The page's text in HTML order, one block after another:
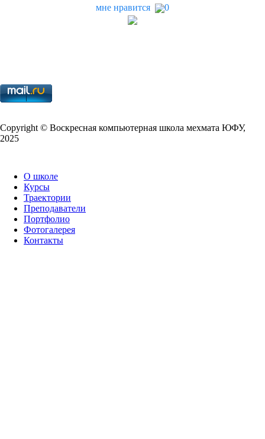
мне нравится 0
Copy­right © Воскресная компьютерная школа мехмата ЮФУ,
2025
О школе
Курсы
Траектории
Преподаватели
Портфолио
Фотогалерея
Контакты